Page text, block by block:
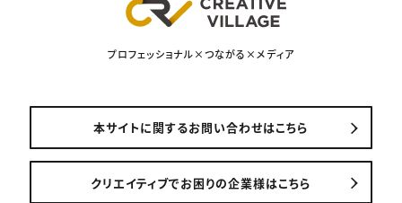
プロフェッショナル×つながる×メディア
本サイトに関するお問い合わせはこちら
クリエイティブでお困りの企業様はこちら